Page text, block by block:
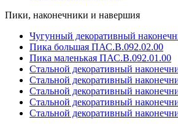
Пики, наконечники и навершия
Чугунный декоративный
Пика большая ПАС.В.092.02.00
Пика маленькая ПАС.В.092.01.00
Стальной декоративный
Стальной декоративный
Стальной декоративный
Стальной декоративный
Стальной декоративный